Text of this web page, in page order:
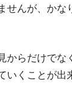
せんが、かな
からだけでな
いくことが出